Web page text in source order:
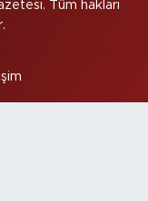
Tüm hakları